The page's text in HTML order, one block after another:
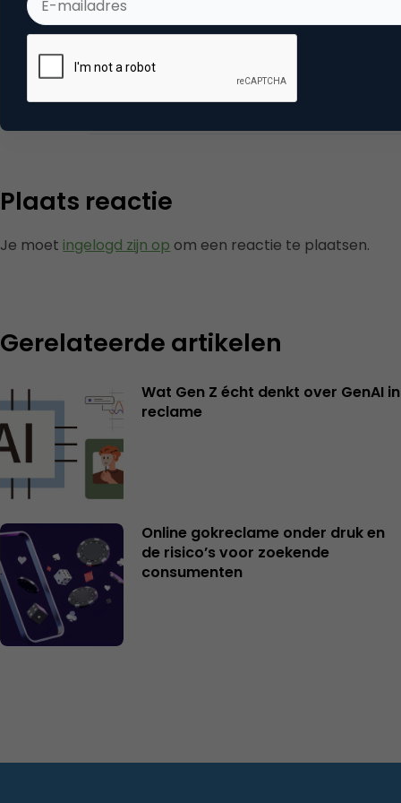
Tags nieuws, online advertising
Plaats reactie
Je moet ingelogd zijn op om een reactie te plaatsen.
Gerelateerde artikelen
Wat Gen Z écht denkt over GenAI in
reclame
Online gokreclame onder druk en
de risico’s voor zoekende
consumenten